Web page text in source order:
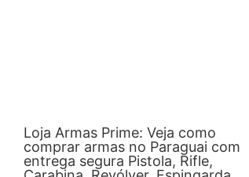
Loja Armas Prime: Veja como
comprar armas no Paraguai com
entrega segura Pistola, Rifle,